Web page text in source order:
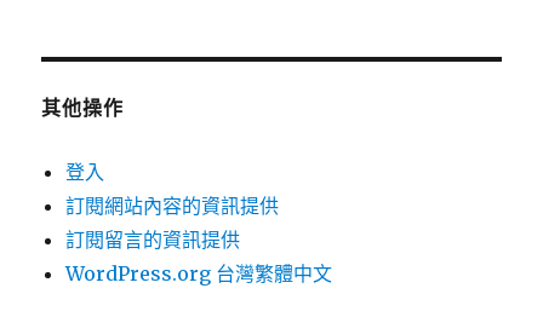
其他操作
登入
訂閱網站內容的資訊提供
訂閱留言的資訊提供
WordPress.org 台灣繁體中文